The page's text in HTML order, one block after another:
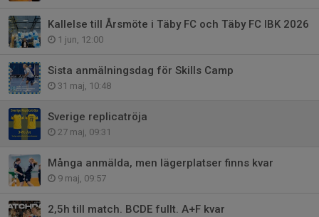
Kallelse till Årsmöte i Täby FC och Täby FC IBK 2026
1 jun, 12:00
Sista anmälningsdag för Skills Camp
31 maj, 10:48
Sverige replicatröja
27 maj, 09:31
Många anmälda, men lägerplatser finns kvar
9 maj, 09:57
2,5h till match. BCDE fullt. A+F kvar